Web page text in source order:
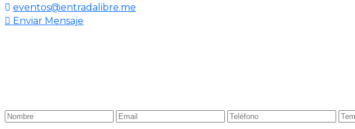
eventos@entradalibre.me
Enviar Mensaje